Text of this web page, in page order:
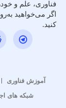
فناوری، علم و
اگر می‌خواهید
کنید.
آموزش فناوری
شبکه های